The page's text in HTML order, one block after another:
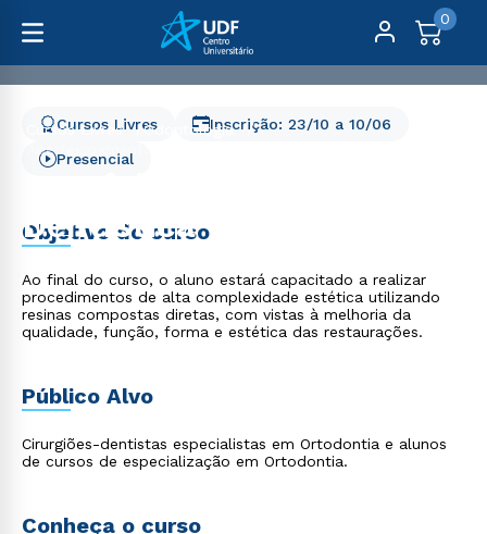
0
Cursos Livres
Odontologia
Aperfeiçoamento em Dentística Restauradora
Dentística Restauradora
Cursos Livres
Presencial
Inscrição: 23/10 a 10/06
Objetivo do curso
Ao final do curso, o aluno estará capacitado a realizar
procedimentos de alta complexidade estética utilizando
resinas compostas diretas, com vistas à melhoria da
qualidade, função, forma e estética das restaurações.
Público Alvo
Cirurgiões-dentistas especialistas em Ortodontia e alunos
de cursos de especialização em Ortodontia.
Conheça o curso